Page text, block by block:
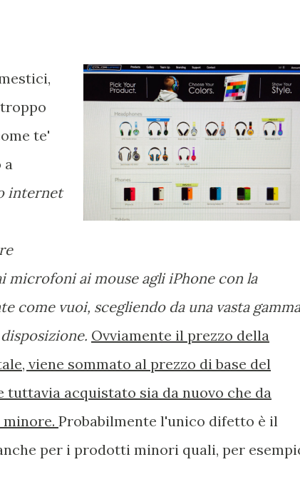
te'
a
internet
ai mouse agli iPhone con la
come vuoi, scegliendo da una vasta gamma
Ovviamente il prezzo della
viene sommato al prezzo di base del
acquistato sia da nuovo che da
Probabilmente l'unico difetto è il
per i prodotti minori quali, per